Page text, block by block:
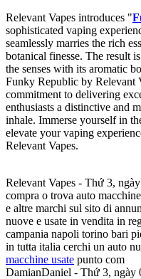
Relevant Vapes introduces "
sophisticated vaping
seamlessly marries the rich
botanical finesse. The result
the senses with its aromatic
Funky Republic by Relevant
commitment to delivering
enthusiasts a distinctive and
inhale. Immerse yourself in
elevate your vaping
Relevant Vapes.
Relevant Vapes - Thứ 3,
compra o trova auto
e altre marchi sul sito di
nuove e usate in vendita in
campania napoli torino bari
in tutta italia cerchi un auto
macchine usate punto com
DamianDaniel - Thứ 3, ngày